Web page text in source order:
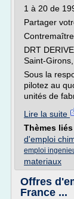
1 à 20 de
Partager
DRT
Saint-
Sous la
pilotez au
unités de
Lire la suite
Thèmes liés
d'emploi
emploi
materiaux
Offres
France ...